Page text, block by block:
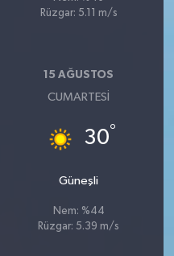
Rüzgar: 5.11 m/s
15 AĞUSTOS
CUMARTESI
30°
Güneşli
Nem: %44
Rüzgar: 5.39 m/s